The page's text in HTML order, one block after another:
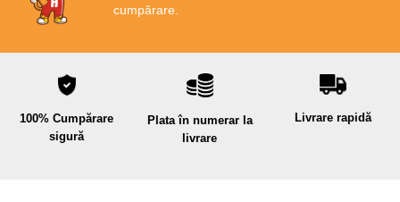
cumpărare.
100% Cumpărare
sigură
Plata în numerar la
livrare
Livrare rapidă